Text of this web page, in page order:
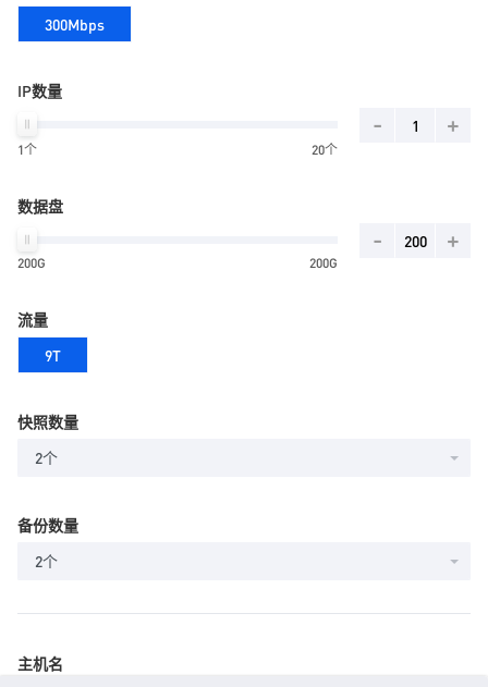
300Mbps
IP数量
1个 20个
- +
数据盘
200G 200G
- +
流量
9T
快照数量
2个
备份数量
2个
主机名